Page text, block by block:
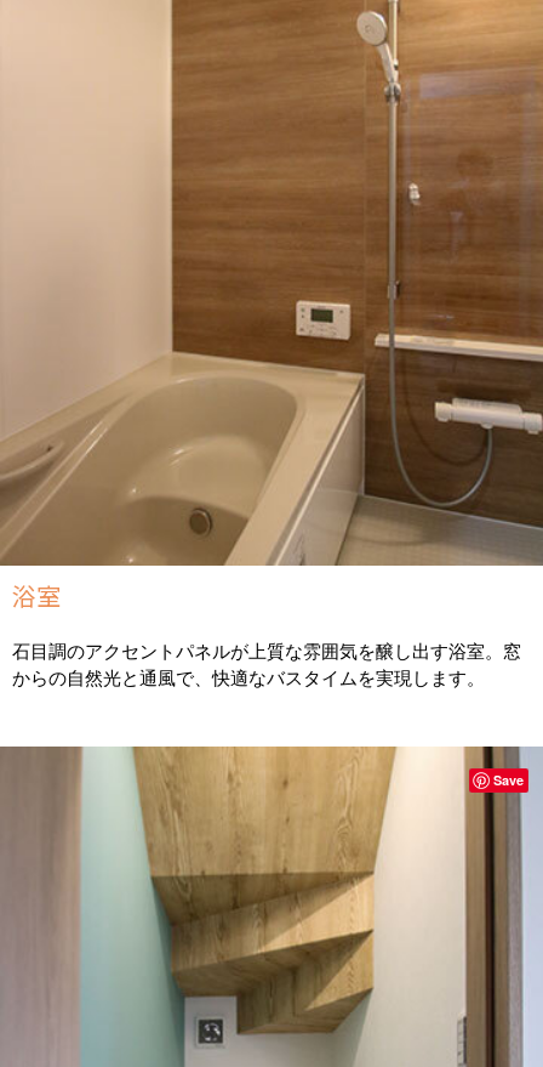
浴室
石目調のアクセントパネルが上質な雰囲気を醸し出す浴室。窓
からの自然光と通風で、快適なバスタイムを実現します。
Save